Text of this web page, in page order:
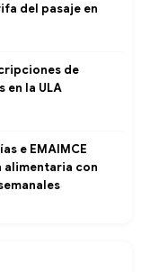
del pasaje en
de
en la ULA
e EMAIMCE
alimentaria con